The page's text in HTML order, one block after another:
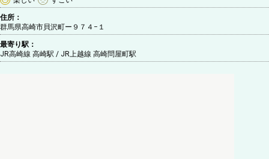
住所：
群馬県高崎市貝沢町ー９７４−１
最寄り駅：
JR高崎線 高崎駅 / JR上越線 高崎問屋町駅